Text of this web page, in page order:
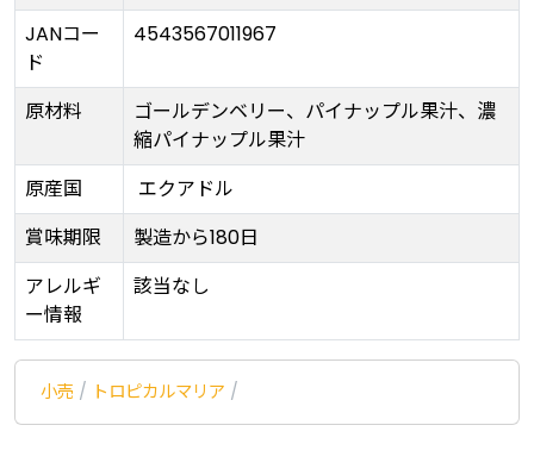
JANコー
ド
4543567011967
原材料
ゴールデンベリー、パイナップル果汁、濃
縮パイナップル果汁
原産国
エクアドル
賞味期限
製造から180日
アレルギ
ー情報
該当なし
小売 / トロピカルマリア /